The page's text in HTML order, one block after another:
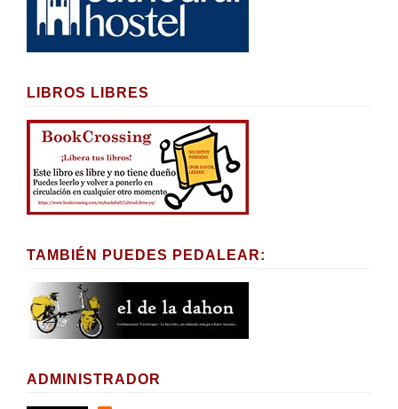
LIBROS LIBRES
TAMBIÉN PUEDES PEDALEAR:
ADMINISTRADOR